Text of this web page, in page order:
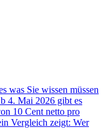
was Sie wissen müssen
4. Mai 2026 gibt es
10 Cent netto pro
Vergleich zeigt: Wer